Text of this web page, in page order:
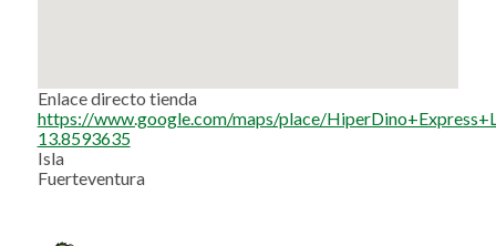
Enlace directo tienda
https://www.google.com/maps/place/
13.8593635
Isla
Fuerteventura